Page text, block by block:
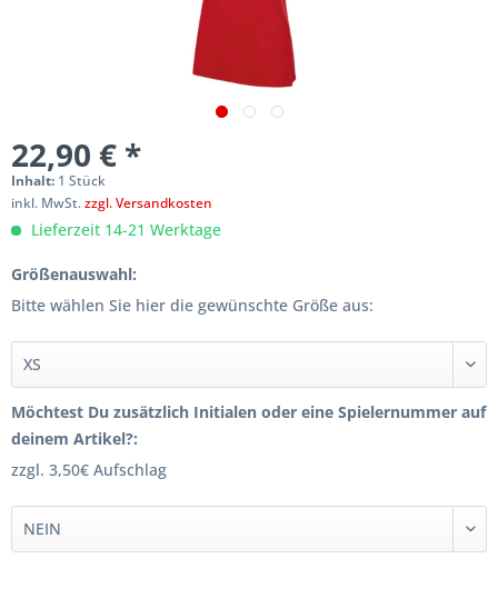
22,90 € *
Inhalt: 1 Stück
inkl. MwSt.zzgl. Versandkosten
Lieferzeit 14-21 Werktage
Größenauswahl:
Bitte wählen Sie hier die gewünschte Größe aus:
Möchtest Du zusätzlich Initialen oder eine Spielernummer auf
deinem Artikel?:
zzgl. 3,50€ Aufschlag